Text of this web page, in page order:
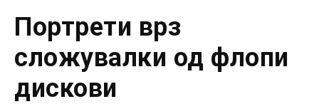
Портрети врз
сложувалки од флопи
дискови